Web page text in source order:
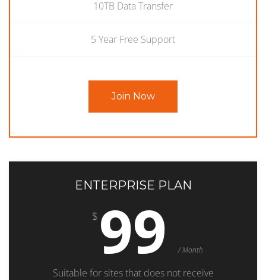
10TB Data Transfer
5 Year Free Support
Join Now
ENTERPRISE PLAN
$ 99 / Month
Suitable for sites that does not receive